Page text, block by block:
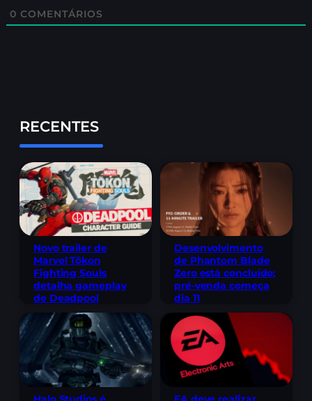
0 COMENTÁRIOS
RECENTES
Novo trailer de
Marvel Tōkon
Fighting Souls
detalha gameplay
de Deadpool
Desenvolvimento
de Phantom Blade
Zero está concluído;
pré-venda começa
dia 11